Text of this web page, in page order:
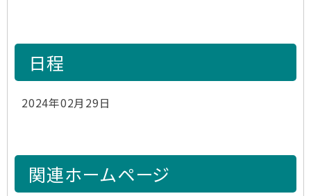
日程
2024年02月29日
関連ホームページ